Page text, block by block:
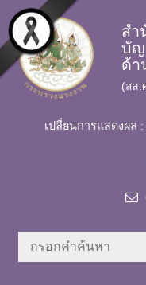
Skip to main content
สำ
บัญ
ด้า
(สล.
เปลี่ยนการแสดงผล :